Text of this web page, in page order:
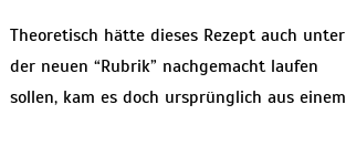
Theoretisch hätte dieses Rezept auch unter
der neuen “Rubrik” nachgemacht laufen
sollen, kam es doch ursprünglich aus einem